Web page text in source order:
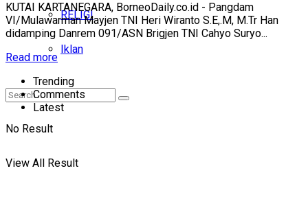
RELIGI
Iklan
No Result
View All Result
KUTAI KARTANEGARA, BorneoDaily.co.id - Pangdam
VI/Mulawarman Mayjen TNI Heri Wiranto S.E,.M, M.Tr Han
didamping Danrem 091/ASN Brigjen TNI Cahyo Suryo...
Read more
Trending
Comments
Latest